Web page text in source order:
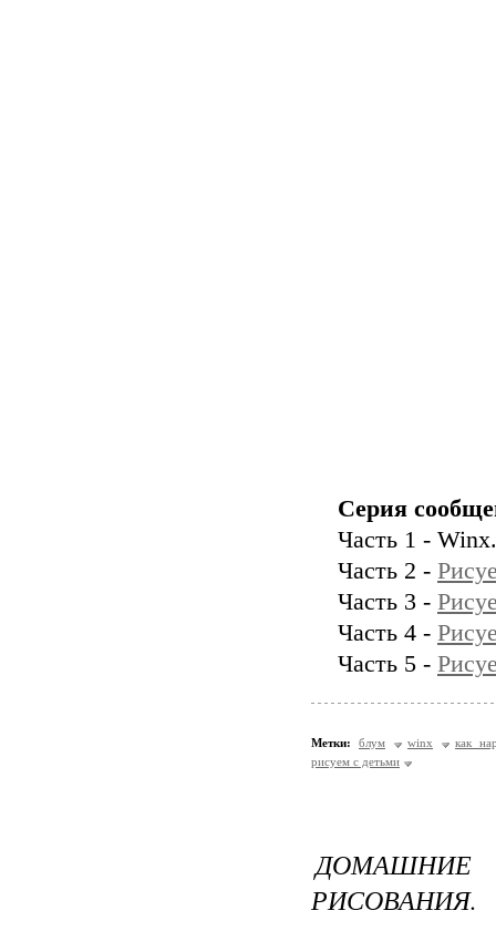
Серия
Часть 1 -
Часть 2 -
Часть 3 -
Часть 4 -
Часть 5 -
Метки: блум winx
как
рисуем с детьми
РИСОВАНИЯ.